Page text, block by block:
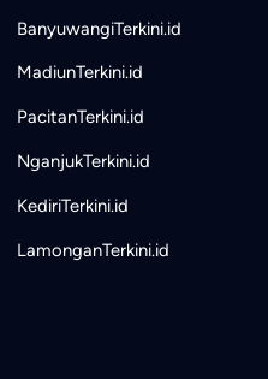
BanyuwangiTerkini.id
MadiunTerkini.id
PacitanTerkini.id
NganjukTerkini.id
KediriTerkini.id
LamonganTerkini.id